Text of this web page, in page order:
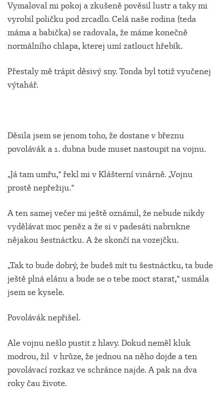
Vymaloval mi pokoj a zkušeně pověsil lustr a taky mi
vyrobil poličku pod zrcadlo. Celá naše rodina (teda
máma a babička) se radovala, že máme konečně
normálního chlapa, kterej umí zatlouct hřebík.
Přestaly mě trápit děsivý sny. Tonda byl totiž vyučenej
výtahář.
Děsila jsem se jenom toho, že dostane v březnu
povolávák a 1. dubna bude muset nastoupit na vojnu.
„Já tam umřu,“ řekl mi v Klášterní vinárně. „Vojnu
prostě nepřežiju.“
A ten samej večer mi ještě oznámil, že nebude nikdy
vydělávat moc peněz a že si v padesáti nabrnkne
nějakou šestnáctku. A že skončí na vozejčku.
„Tak to bude dobrý, že budeš mít tu šestnáctku, ta bude
ještě plná elánu a bude se o tebe moct starat,“ usmála
jsem se kysele.
Povolávák nepřišel.
Ale vojnu nešlo pustit z hlavy. Dokud neměl kluk
modrou, žil v hrůze, že jednou na něho dojde a ten
povolávací rozkaz ve schránce najde. A pak na dva
roky čau živote.